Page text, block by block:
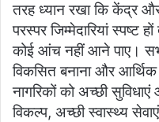
तरह ध्यान रखा कि केंद्र
परस्पर जिम्मेदारियां स्पष्ट
कोई आंच नहीं आने पाए।
विकसित बनाना और आर्थिक
नागरिकों को अच्छी
विकल्प, अच्छी स्वास्थ्य